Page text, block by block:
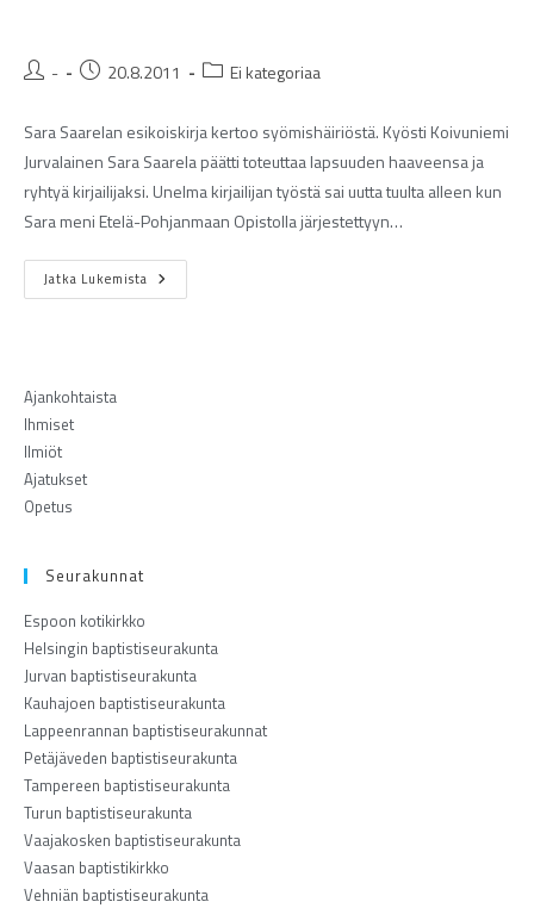
- 20.8.2011 Ei kategoriaa
Sara Saarelan esikoiskirja kertoo syömishäiriöstä. Kyösti Koivuniemi
Jurvalainen Sara Saarela päätti toteuttaa lapsuuden haaveensa ja
ryhtyä kirjailijaksi. Unelma kirjailijan työstä sai uutta tuulta alleen kun
Sara meni Etelä-Pohjanmaan Opistolla järjestettyyn…
Jatka Lukemista
Ajankohtaista
Ihmiset
Ilmiöt
Ajatukset
Opetus
Seurakunnat
Espoon kotikirkko
Helsingin baptistiseurakunta
Jurvan baptistiseurakunta
Kauhajoen baptistiseurakunta
Lappeenrannan baptistiseurakunnat
Petäjäveden baptistiseurakunta
Tampereen baptistiseurakunta
Turun baptistiseurakunta
Vaajakosken baptistiseurakunta
Vaasan baptistikirkko
Vehniän baptistiseurakunta